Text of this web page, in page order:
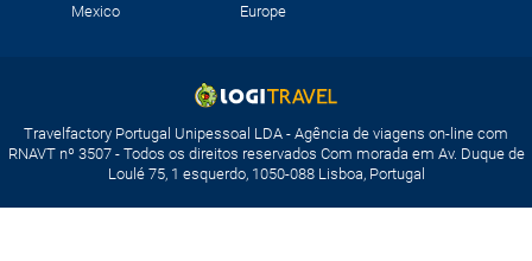
Mexico Europe
Travelfactory Portugal Unipessoal LDA - Agência de viagens on-line com
RNAVT nº 3507 - Todos os direitos reservados Com morada em Av. Duque de
Loulé 75, 1 esquerdo, 1050-088 Lisboa, Portugal